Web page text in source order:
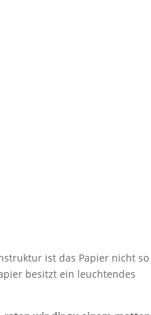
ist das Papier nicht so
besitzt ein leuchtendes